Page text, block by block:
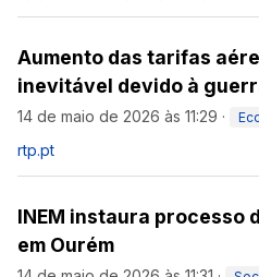
Aumento das tarifas
inevitável devido à
14 de maio de 2026 às 11:29 ·
rtp.pt
INEM instaura processo
em Ourém